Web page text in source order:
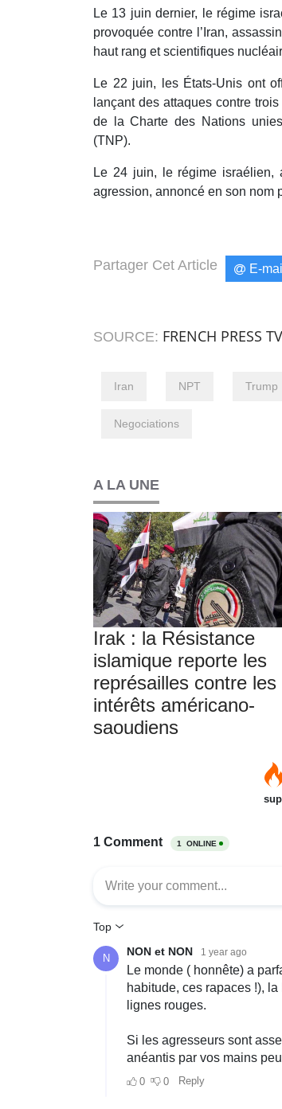
Le 13 juin dernier, le régime
provoquée contre l’Iran,
haut rang et scientifiques
Le 22 juin, les États-Unis ont
lançant des attaques contre
de la Charte des Nations
(TNP).
Le 24 juin, le régime israélien,
agression, annoncé en son nom
Partager Cet Article E-mail
SOURCE: FRENCH PRESS TV
Iran NPT Trump
Negociations
A LA UNE
Irak : la Résistance
islamique reporte les
représailles contre les
intérêts américano-
saoudiens